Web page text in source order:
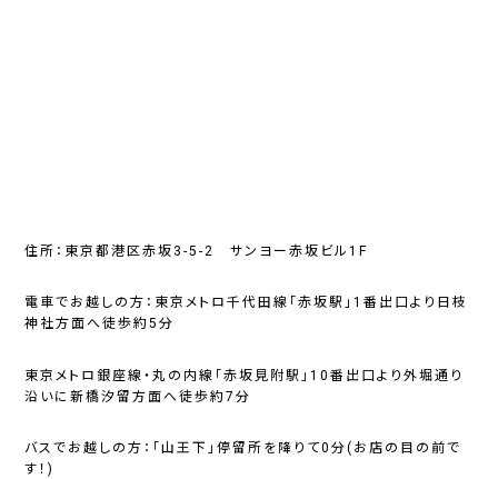
住所：東京都港区赤坂3-5-2 サンヨー赤坂ビル1F
電車でお越しの方 ：東京メトロ千代田線「赤坂駅」1番出口より日枝
神社方面へ徒歩約5分
東京メトロ銀座線・丸の内線「赤坂見附駅」10番出口より外堀通り
沿いに新橋汐留方面へ徒歩約7分
バスでお越しの方 ：「山王下」停留所を降りて0分(お店の目の前で
す！)